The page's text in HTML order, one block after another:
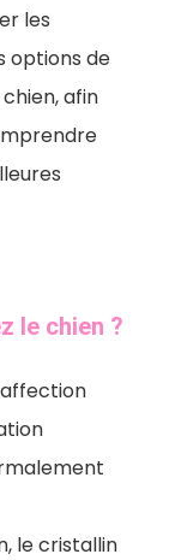
les
options de
afin
le chien ?
le cristallin